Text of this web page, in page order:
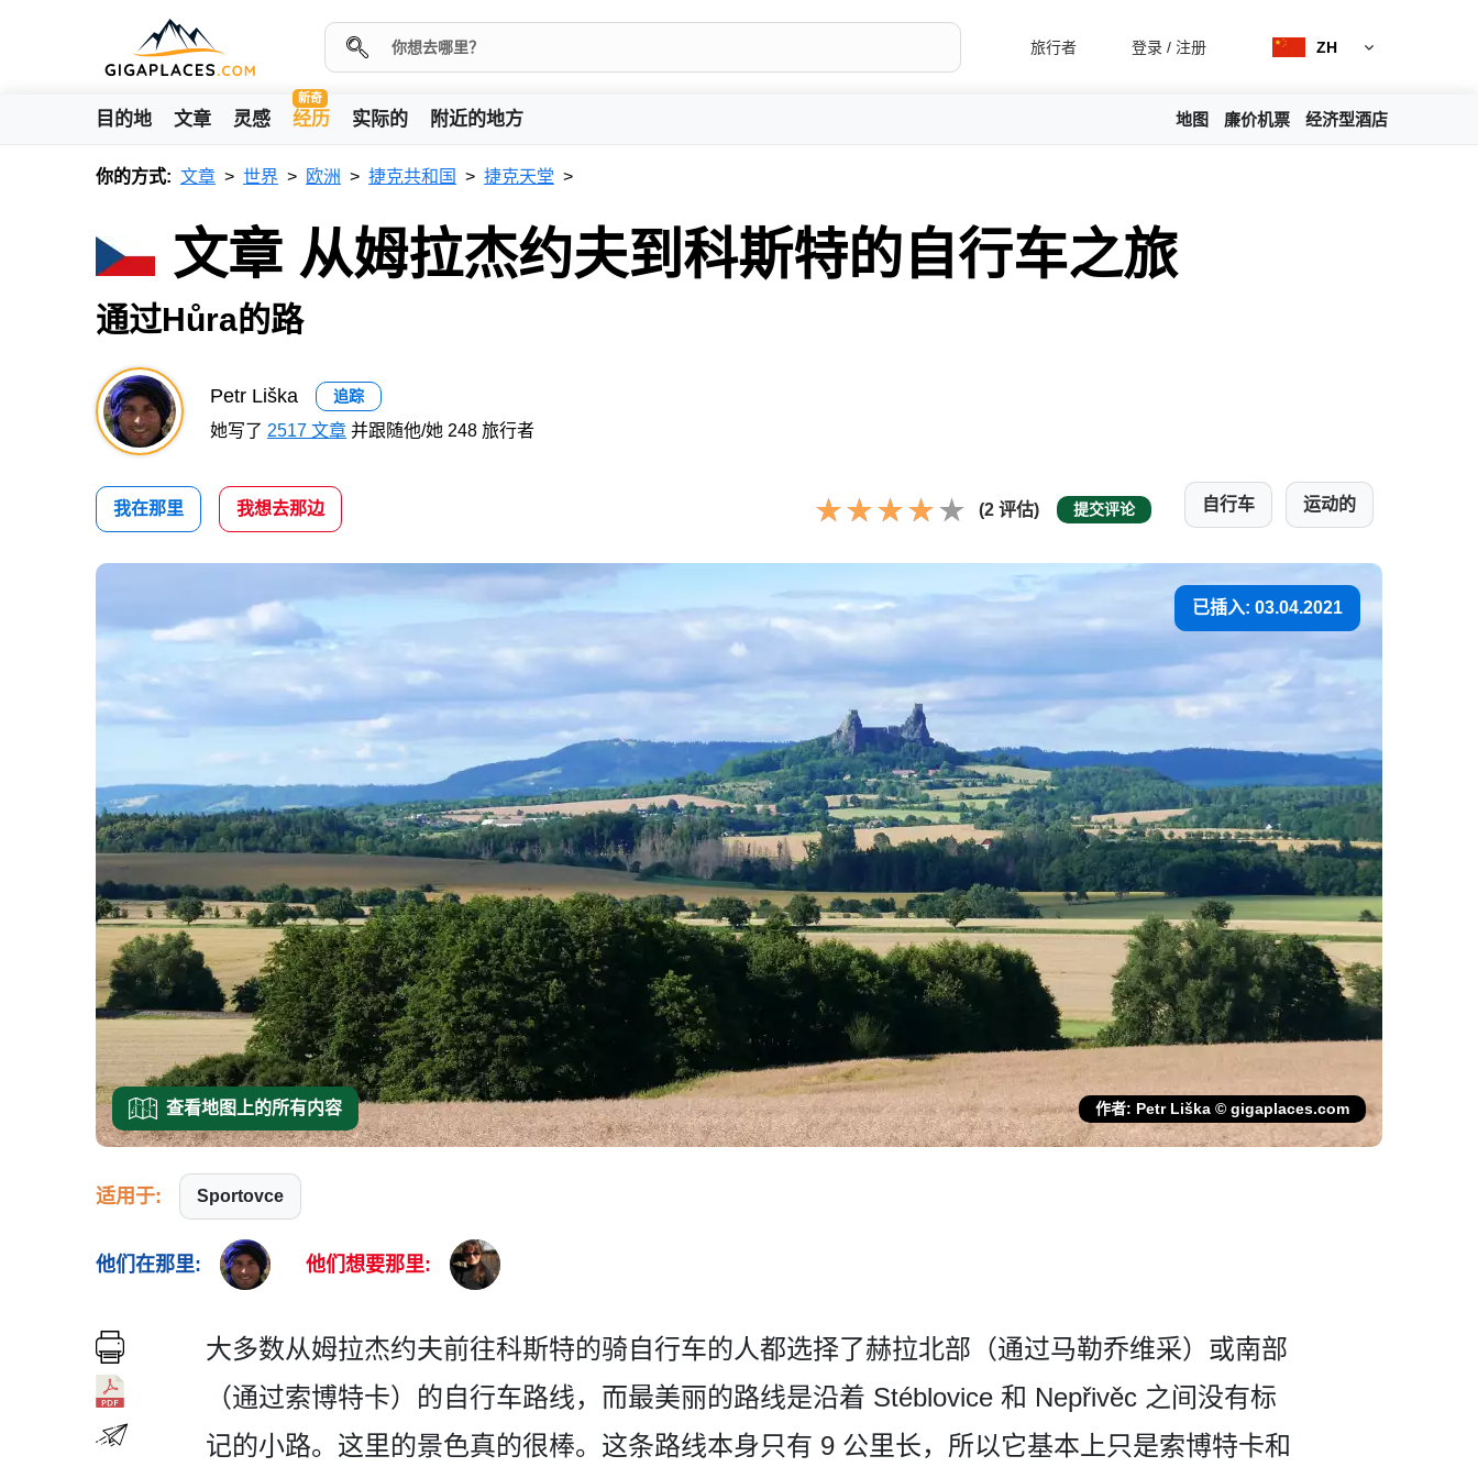
旅行者 登录 / 注册 ZH
目的地 文章 灵感
新奇
经历 实际的 附近的地方 地图 廉价机票 经济型酒店
你的方式: 文章 世界 欧洲 捷克共和国 捷克天堂
文章 从姆拉杰约夫到科斯特的自行车之旅
通过Hůra的路
Petr Liška 追踪
她写了 2517 文章 并跟随他/她 248 旅行者
我在那里 我想去那边 (2 评估) 提交评论 自行车 运动的
已插入: 03.04.2021
查看地图上的所有内容 作者: Petr Liška © gigaplaces.com
适用于: Sportovce
他们在那里: 他们想要那里:
大多数从姆拉杰约夫前往科斯­特的骑自行车的人都选择了赫拉北部（通过马勒乔维采­）或南部
（通过索博特卡）的自行车路线，而最美丽的­路线是沿着 Stéblovice 和 Nepřivěc 之间没有标
记的小路。这里的­景色真的很棒。这条路线本身只有 9 公里长，所以它基本上只是索­博特卡和